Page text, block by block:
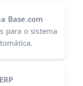
Base.com
para o sistema